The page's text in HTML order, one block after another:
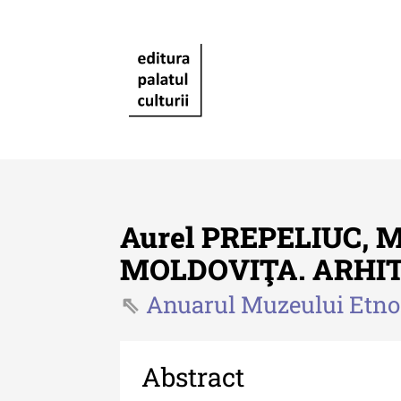
Revista "Cercetări istorice"
XLIV - 2025
Aurel PREPELIUC,
MOLDOVIŢA.
Anuarul Muzeului
Abstract